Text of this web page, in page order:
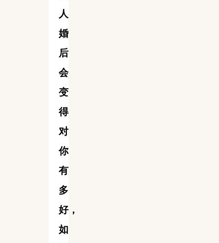
人
婚
后
会
变
得
对
你
有
多
好，
如